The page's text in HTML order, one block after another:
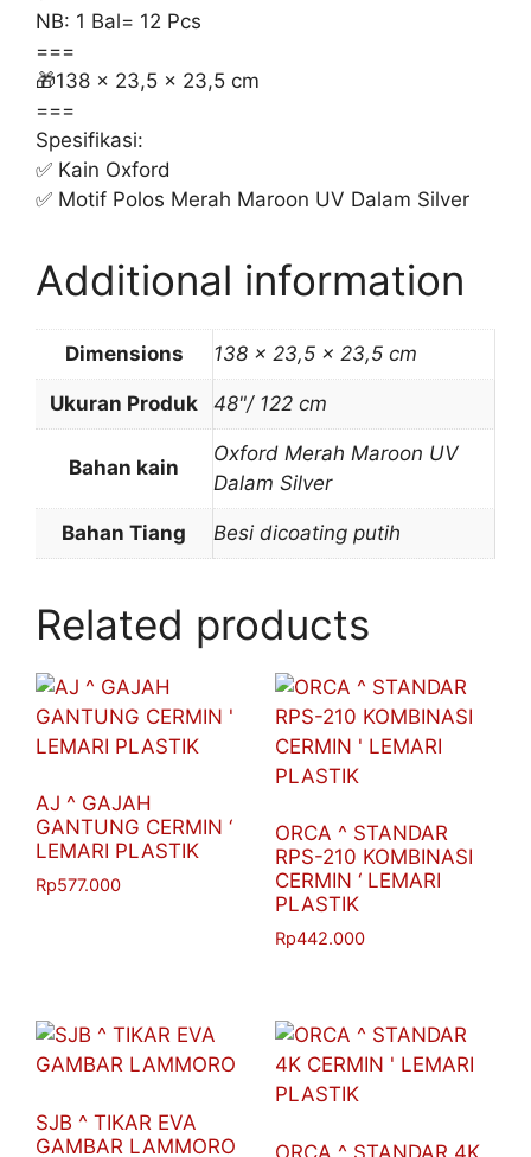
NB: 1 Bal= 12 Pcs
===
🎁138 x 23,5 x 23,5 cm
===
Spesifikasi:
✅ Kain Oxford
✅ Motif Polos Merah Maroon UV Dalam Silver
Additional information
Dimensions 138 × 23,5 × 23,5 cm
Ukuran Produk 48"/ 122 cm
Bahan kain
Oxford Merah Maroon UV
Dalam Silver
Bahan Tiang Besi dicoating putih
Related products
AJ ^ GAJAH
GANTUNG CERMIN ‘
LEMARI PLASTIK
Rp577.000
ORCA ^ STANDAR
RPS-210 KOMBINASI
CERMIN ‘ LEMARI
PLASTIK
Rp442.000
SJB ^ TIKAR EVA
GAMBAR LAMMORO
ORCA ^ STANDAR 4K